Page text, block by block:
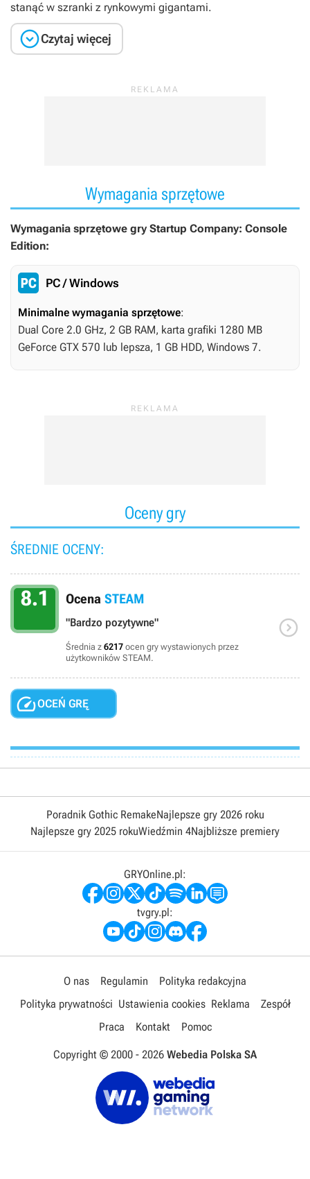
stanąć w szranki z rynkowymi gigantami.
Czytaj więcej
Wymagania sprzętowe
Wymagania sprzętowe gry Startup Company: Console
Edition:
PC / Windows
Minimalne wymagania sprzętowe:
Dual Core 2.0 GHz, 2 GB RAM, karta grafiki 1280 MB
GeForce GTX 570 lub lepsza, 1 GB HDD, Windows 7.
Oceny gry
ŚREDNIE OCENY:
8.1 Ocena STEAM
"Bardzo pozytywne"
Średnia z 6217 ocen gry wystawionych przez
użytkowników STEAM.

OCEŃ GRĘ
Poradnik Gothic RemakeNajlepsze gry 2026 roku
Najlepsze gry 2025 rokuWiedźmin 4Najbliższe premiery
GRYOnline.pl:
tvgry.pl:
O nas Regulamin
Polityka redakcyjna
Polityka prywatności Ustawienia cookies Reklama
Zespół
Praca
Kontakt Pomoc
Copyright © 2000 - 2026 Webedia Polska SA